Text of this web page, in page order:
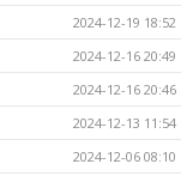
2024-12-19 18:52
2024-12-16 20:49
2024-12-16 20:46
2024-12-13 11:54
2024-12-06 08:10